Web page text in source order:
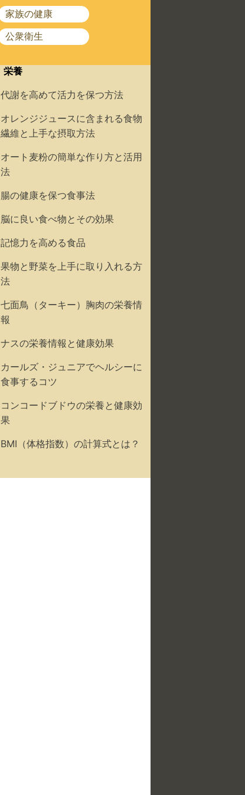
家族の健康
公衆衛生
栄養
代謝を高めて活力を保つ方法
オレンジジュースに含まれる食物
繊維と上手な摂取方法
オート麦粉の簡単な作り方と活用
法
腸の健康を保つ食事法
脳に良い食べ物とその効果
記憶力を高める食品
果物と野菜を上手に取り入れる方
法
七面鳥（ターキー）胸肉の栄養情
報
ナスの栄養情報と健康効果
カールズ・ジュニアでヘルシーに
食事するコツ
コンコードブドウの栄養と健康効
果
BMI（体格指数）の計算式とは？